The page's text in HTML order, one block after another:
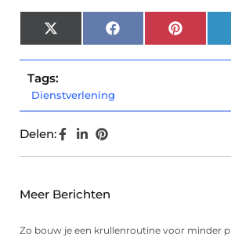
X
(Twitter)
Facebook
Tags:
Dienstverlening
Delen:
Meer Berichten
Zo bouw je een krullenroutine voor minder